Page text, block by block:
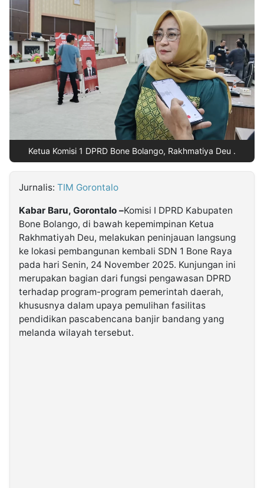
Partner
Insight
NTB
Suara
Time
Lens
IDN
Daily
Jogja
Jalan
Rakyat
Idealita
News
Kita
Notice
Radar
Baru
Seedbacklink
Follow
Kabarbaru.co
2026
Kabarbaru
Holding
Ketua Komisi 1 DPRD Bone Bolango, Rakhmatiya Deu .
Jurnalis: TIM Gorontalo
Kabar Baru, Gorontalo –Komisi I DPRD Kabupaten
Bone Bolango, di bawah kepemimpinan Ketua
Rakhmatiyah Deu, melakukan peninjauan langsung
ke lokasi pembangunan kembali SDN 1 Bone Raya
pada hari Senin, 24 November 2025. Kunjungan ini
merupakan bagian dari fungsi pengawasan DPRD
terhadap program-program pemerintah daerah,
khususnya dalam upaya pemulihan fasilitas
pendidikan pascabencana banjir bandang yang
melanda wilayah tersebut.